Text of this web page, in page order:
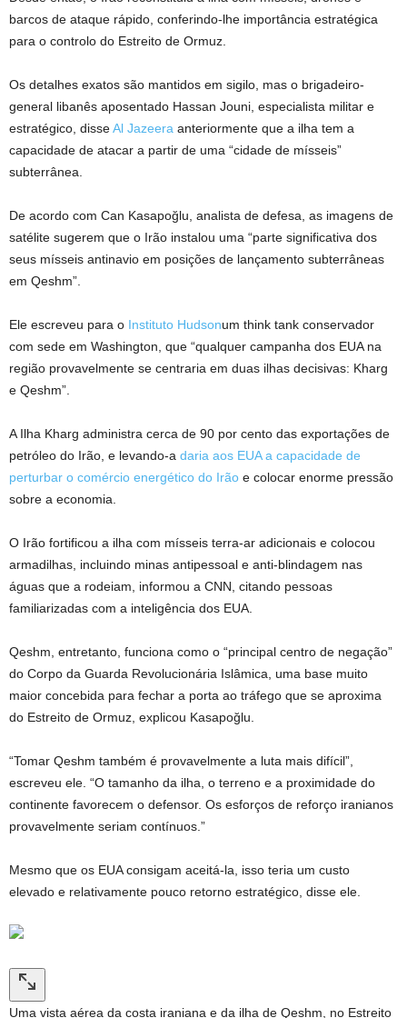
barcos de ataque rápido, conferindo-lhe importância estratégica
para o controlo do Estreito de Ormuz.
Os detalhes exatos são mantidos em sigilo, mas o brigadeiro-
general libanês aposentado Hassan Jouni, especialista militar e
estratégico, disseAl Jazeera anteriormente que a ilha tem a
capacidade de atacar a partir de uma “cidade de mísseis”
subterrânea.
De acordo com Can Kasapoğlu, analista de defesa, as imagens de
satélite sugerem que o Irão instalou uma “parte significativa dos
seus mísseis antinavio em posições de lançamento subterrâneas
em Qeshm”.
Ele escreveu para o Instituto Hudsonum think tank conservador
com sede em Washington, que “qualquer campanha dos EUA na
região provavelmente se centraria em duas ilhas decisivas: Kharg
e Qeshm”.
A Ilha Kharg administra cerca de 90 por cento das exportações de
petróleo do Irão, e levando-a daria aos EUA a capacidade de
perturbar o comércio energético do Irão e colocar enorme pressão
sobre a economia.
O Irão fortificou a ilha com mísseis terra-ar adicionais e colocou
armadilhas, incluindo minas antipessoal e anti-blindagem nas
águas que a rodeiam, informou a CNN, citando pessoas
familiarizadas com a inteligência dos EUA.
Qeshm, entretanto, funciona como o “principal centro de negação”
do Corpo da Guarda Revolucionária Islâmica, uma base muito
maior concebida para fechar a porta ao tráfego que se aproxima
do Estreito de Ormuz, explicou Kasapoğlu.
“Tomar Qeshm também é provavelmente a luta mais difícil”,
escreveu ele. “O tamanho da ilha, o terreno e a proximidade do
continente favorecem o defensor. Os esforços de reforço iranianos
provavelmente seriam contínuos.”
Mesmo que os EUA consigam aceitá-la, isso teria um custo
elevado e relativamente pouco retorno estratégico, disse ele.
Uma vista aérea da costa iraniana e da ilha de Qeshm, no Estreito